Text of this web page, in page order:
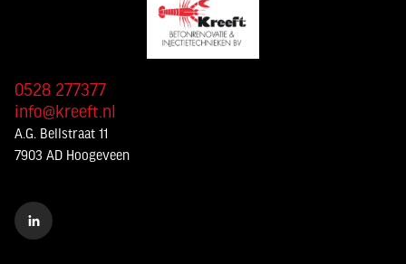
0528 277377
info@kreeft.nl
A.G. Bellstraat 11
7903 AD Hoogeveen